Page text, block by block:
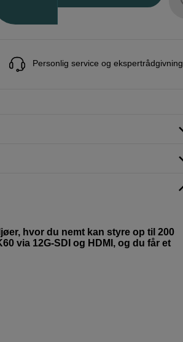
Personlig service og ekspertrådgivning
hvor du nemt kan styre op til 200
via 12G-SDI og HDMI, og du får et